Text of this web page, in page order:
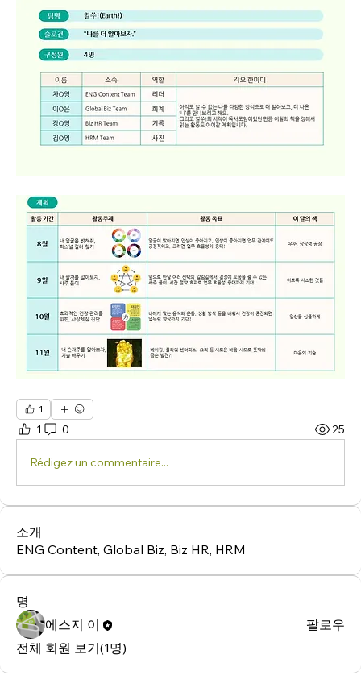
1
1 0 25
Rédigez un commentaire...
소개
ENG Content, Global Biz, Biz HR, HRM
명
에스지 이
팔로우
전체 회원 보기(1명)